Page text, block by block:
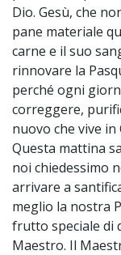
Dio. Gesù, che
pane materiale
carne e il suo
rinnovare la
perché ogni
correggere,
nuovo che vive in
Questa mattina
noi chiedessimo
arrivare a
meglio la nostra
frutto speciale di
Maestro. Il